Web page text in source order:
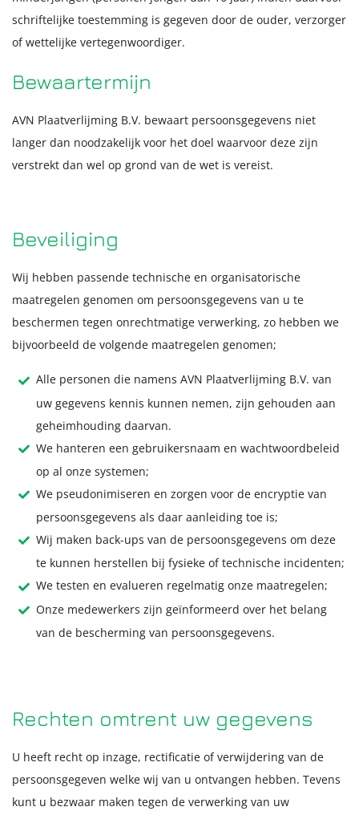
schriftelijke toestemming is gegeven door de ouder, verzorger
of wettelijke vertegenwoordiger.
Bewaartermijn
AVN Plaatverlijming B.V. bewaart persoonsgegevens niet
langer dan noodzakelijk voor het doel waarvoor deze zijn
verstrekt dan wel op grond van de wet is vereist.
Beveiliging
Wij hebben passende technische en organisatorische
maatregelen genomen om persoonsgegevens van u te
beschermen tegen onrechtmatige verwerking, zo hebben we
bijvoorbeeld de volgende maatregelen genomen;
Alle personen die namens AVN Plaatverlijming B.V. van
uw gegevens kennis kunnen nemen, zijn gehouden aan
geheimhouding daarvan.
We hanteren een gebruikersnaam en wachtwoordbeleid
op al onze systemen;
We pseudonimiseren en zorgen voor de encryptie van
persoonsgegevens als daar aanleiding toe is;
Wij maken back-ups van de persoonsgegevens om deze
te kunnen herstellen bij fysieke of technische incidenten;
We testen en evalueren regelmatig onze maatregelen;
Onze medewerkers zijn geïnformeerd over het belang
van de bescherming van persoonsgegevens.
Rechten omtrent uw gegevens
U heeft recht op inzage, rectificatie of verwijdering van de
persoonsgegeven welke wij van u ontvangen hebben. Tevens
kunt u bezwaar maken tegen de verwerking van uw